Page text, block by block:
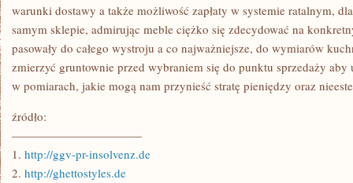
warunki dostawy a także możliwość zapłaty w systemie ratalnym,
samym sklepie, admirując meble ciężko się zdecydować na
pasowały do całego wystroju a co najważniejsze, do wymiarów
zmierzyć gruntownie przed wybraniem się do punktu sprzedaży aby
w pomiarach, jakie mogą nam przynieść stratę pieniędzy oraz
źródło:
———————————
1. http://ggv-pr-insolvenz.de
2. http://ghettostyles.de